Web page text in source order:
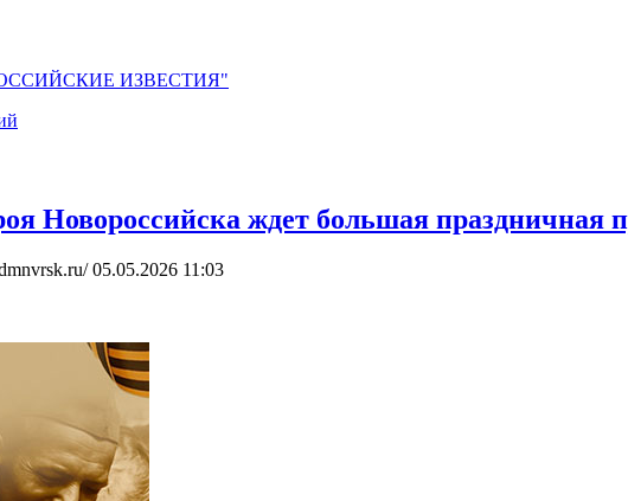
ИЗВЕСТИЯ"
Новороссийска ждет большая праздничная
05.05.2026 11:03